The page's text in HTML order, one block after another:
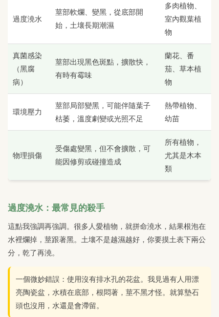
過度澆水
莖部軟爛、變黑，從底部開
始，土壤長期潮濕
多肉植物、
室內觀葉植
物
真菌感染
（黑腐
病）
莖部出現黑色斑點，擴散快，
有時有霉味
蘭花、番
茄、草本植
物
環境壓力
莖部局部變黑，可能伴隨葉子
枯萎，溫度劇變或光照不足
熱帶植物、
幼苗
物理損傷
受傷處變黑，但不會擴散，可
能因修剪或碰撞造成
所有植物，
尤其是木本
類
過度澆水：最常見的殺手
這點我強調再強調。很多人愛植物，就拼命澆水，結果根泡在
水裡爛掉，莖跟著黑。土壤不是越濕越好，你要摸土表下兩公
分，乾了再澆。
一個微妙錯誤：使用沒有排水孔的花盆。我見過有人用漂
亮陶瓷盆，水積在底部，根悶著，莖不黑才怪。就算墊石
頭也沒用，水還是會滯留。